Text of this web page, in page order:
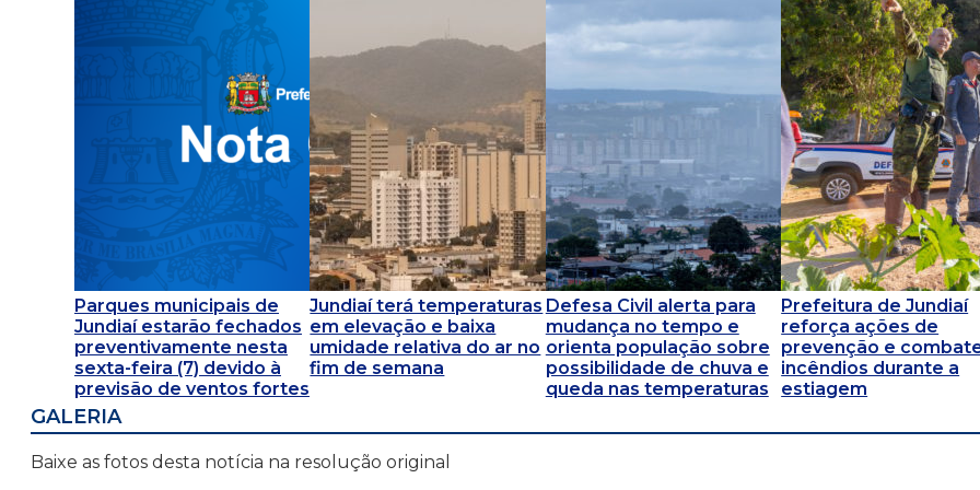
Parques municipais de
Jundiaí estarão fechados
preventivamente nesta
sexta-feira (7) devido à
previsão de ventos fortes
Jundiaí terá temperaturas
em elevação e baixa
umidade relativa do ar no
fim de semana
Defesa Civil alerta para
mudança no tempo e
orienta população sobre
possibilidade de chuva e
queda nas temperaturas
Prefeitura de Jundiaí
reforça ações de
prevenção e
incêndios durante a
estiagem
GALERIA
Baixe as fotos desta notícia na resolução original